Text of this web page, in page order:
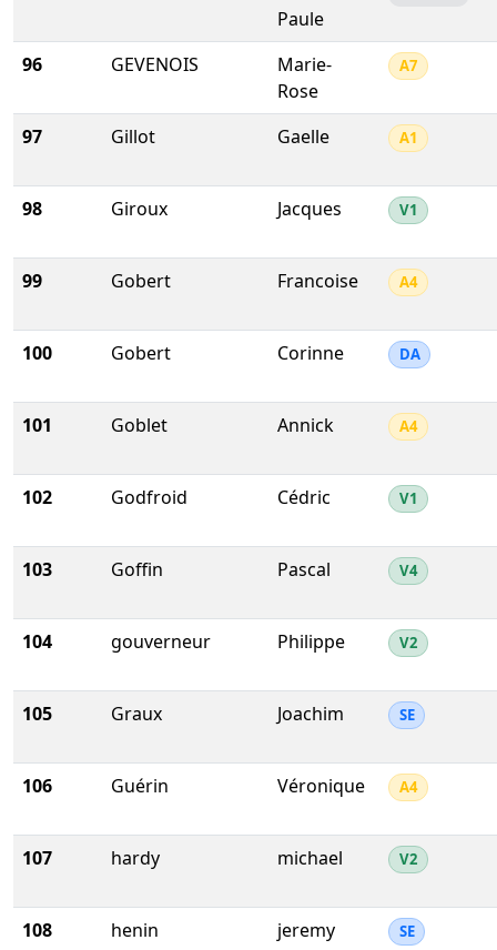
Paule
96 GEVENOIS
Marie-
Rose
A7
97 Gillot Gaelle A1
98 Giroux Jacques V1
99 Gobert Francoise A4
100 Gobert Corinne DA
101 Goblet Annick A4
102 Godfroid Cédric V1
103 Goffin Pascal V4
104 gouverneur Philippe V2
105 Graux Joachim SE
106 Guérin Véronique A4
107 hardy michael V2
108 henin jeremy SE